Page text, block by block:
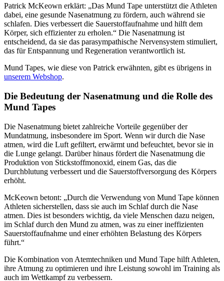
Patrick McKeown erklärt: „Das Mund Tape unterstützt die Athleten
dabei, eine gesunde Nasenatmung zu fördern, auch während sie
schlafen. Dies verbessert die Sauerstoffaufnahme und hilft dem
Körper, sich effizienter zu erholen.“ Die Nasenatmung ist
entscheidend, da sie das parasympathische Nervensystem stimuliert,
das für Entspannung und Regeneration verantwortlich ist.
Mund Tapes, wie diese von Patrick erwähnten, gibt es übrigens in
unserem Webshop.
Die Bedeutung der Nasenatmung und die Rolle des
Mund Tapes
Die Nasenatmung bietet zahlreiche Vorteile gegenüber der
Mundatmung, insbesondere im Sport. Wenn wir durch die Nase
atmen, wird die Luft gefiltert, erwärmt und befeuchtet, bevor sie in
die Lunge gelangt. Darüber hinaus fördert die Nasenatmung die
Produktion von Stickstoffmonoxid, einem Gas, das die
Durchblutung verbessert und die Sauerstoffversorgung des Körpers
erhöht.
McKeown betont: „Durch die Verwendung von Mund Tape können
Athleten sicherstellen, dass sie auch im Schlaf durch die Nase
atmen. Dies ist besonders wichtig, da viele Menschen dazu neigen,
im Schlaf durch den Mund zu atmen, was zu einer ineffizienten
Sauerstoffaufnahme und einer erhöhten Belastung des Körpers
führt.“
Die Kombination von Atemtechniken und Mund Tape hilft Athleten,
ihre Atmung zu optimieren und ihre Leistung sowohl im Training als
auch im Wettkampf zu verbessern.